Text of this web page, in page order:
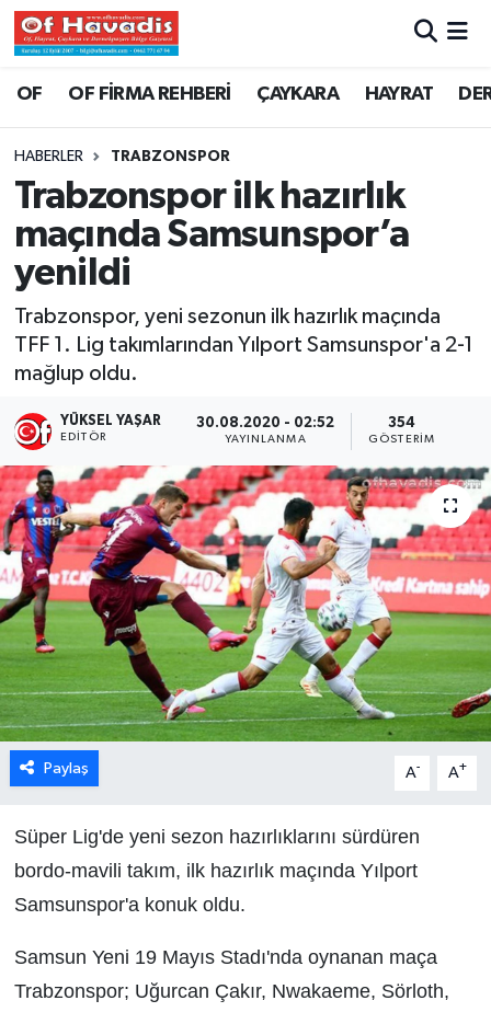
OF OF FİRMA REHBERİ ÇAYKARA HAYRAT
HABERLER TRABZONSPOR
Trabzonspor ilk hazırlık
maçında Samsunspor’a
yenildi
Trabzonspor, yeni sezonun ilk hazırlık maçında
TFF 1. Lig takımlarından Yılport Samsunspor'a 2-1
mağlup oldu.
YÜKSEL YAŞAR
EDITÖR
30.08.2020 - 02:52
YAYINLANMA
354
GÖSTERIM
Paylaş A- A+
Süper Lig'de yeni sezon hazırlıklarını sürdüren
bordo-mavili takım, ilk hazırlık maçında Yılport
Samsunspor'a konuk oldu.
Samsun Yeni 19 Mayıs Stadı'nda oynanan maça
Trabzonspor; Uğurcan Çakır, Nwakaeme, Sörloth,
Trabzon Nöbetçi Eczaneler
Trabzon Namaz Vakitleri
Trabzon Trafik Yoğunluk Haritası
Süper Lig Puan Durumu ve Fikstür
Tüm Manşetler
Son Dakika Haberleri
Haber Arşivi